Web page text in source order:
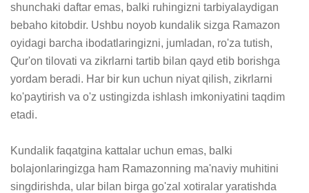
shunchaki daftar emas, balki ruhingizni tarbiyalaydigan
bebaho kitobdir. Ushbu noyob kundalik sizga Ramazon
oyidagi barcha ibodatlaringizni, jumladan, ro'za tutish,
Qur'on tilovati va zikrlarni tartib bilan qayd etib borishga
yordam beradi. Har bir kun uchun niyat qilish, zikrlarni
ko'paytirish va o'z ustingizda ishlash imkoniyatini taqdim
etadi.
Kundalik faqatgina kattalar uchun emas, balki
bolajonlaringizga ham Ramazonning ma'naviy muhitini
singdirishda, ular bilan birga go'zal xotiralar yaratishda